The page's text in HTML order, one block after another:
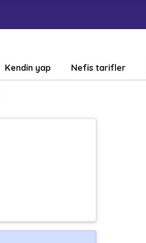
Kendin yap Nefis tarifler